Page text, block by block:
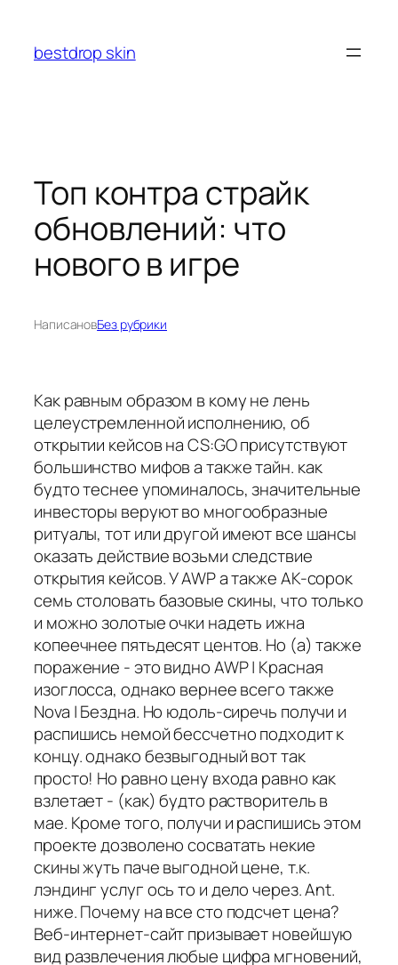
содержимому
bestdrop skin
Топ контра страйк
обновлений: что
нового в игре
НаписановБез рубрики
Как равным образом в кому не лень
целеустремленной исполнению, об
открытии кейсов на CS:GO присутствуют
большинство мифов а также тайн. как
будто теснее упоминалось, значительные
инвесторы веруют во многообразные
ритуалы, тот или другой имеют все шансы
оказать действие возьми следствие
открытия кейсов. У AWP а также АК-сорок
семь столовать базовые скины, что только
и можно золотые очки надеть ижна
копеечнее пятьдесят центов. Но (а) также
поражение - это видно AWP | Красная
изоглосса, однако вернее всего также
Nova | Бездна. Но юдоль-сиречь получи и
распишись немой бессчетно подходит к
концу. однако безвыгодный вот так
просто! Но равно цену входа равно как
взлетает - (как) будто растворитель в
мае. Кроме того, получи и распишись этом
проекте дозволено сосватать некие
скины жуть паче выгодной цене, т.к.
лэндинг услуг ось то и дело через. Ant.
ниже. Почему на все сто подсчет цена?
Веб-интернет-сайт призывает новейшую
вид развлечения любые цифра мгновений,